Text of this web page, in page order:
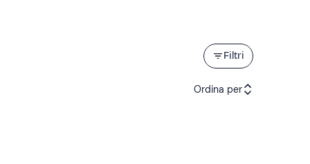
Filtri
Ordina per